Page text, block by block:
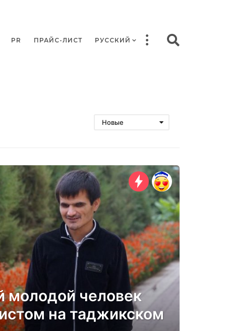
PR ПРАЙС-ЛИСТ РУССКИЙ
Новые
молодой человек
на таджикском